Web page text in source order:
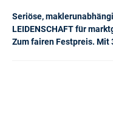
Seriöse,
LEIDENSCHAFT für
Zum fairen Festpreis. Mit